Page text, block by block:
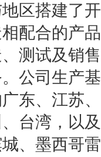
区搭建了
配合的产
测试及销
公司生产
东、江苏
台湾，以
、墨西哥